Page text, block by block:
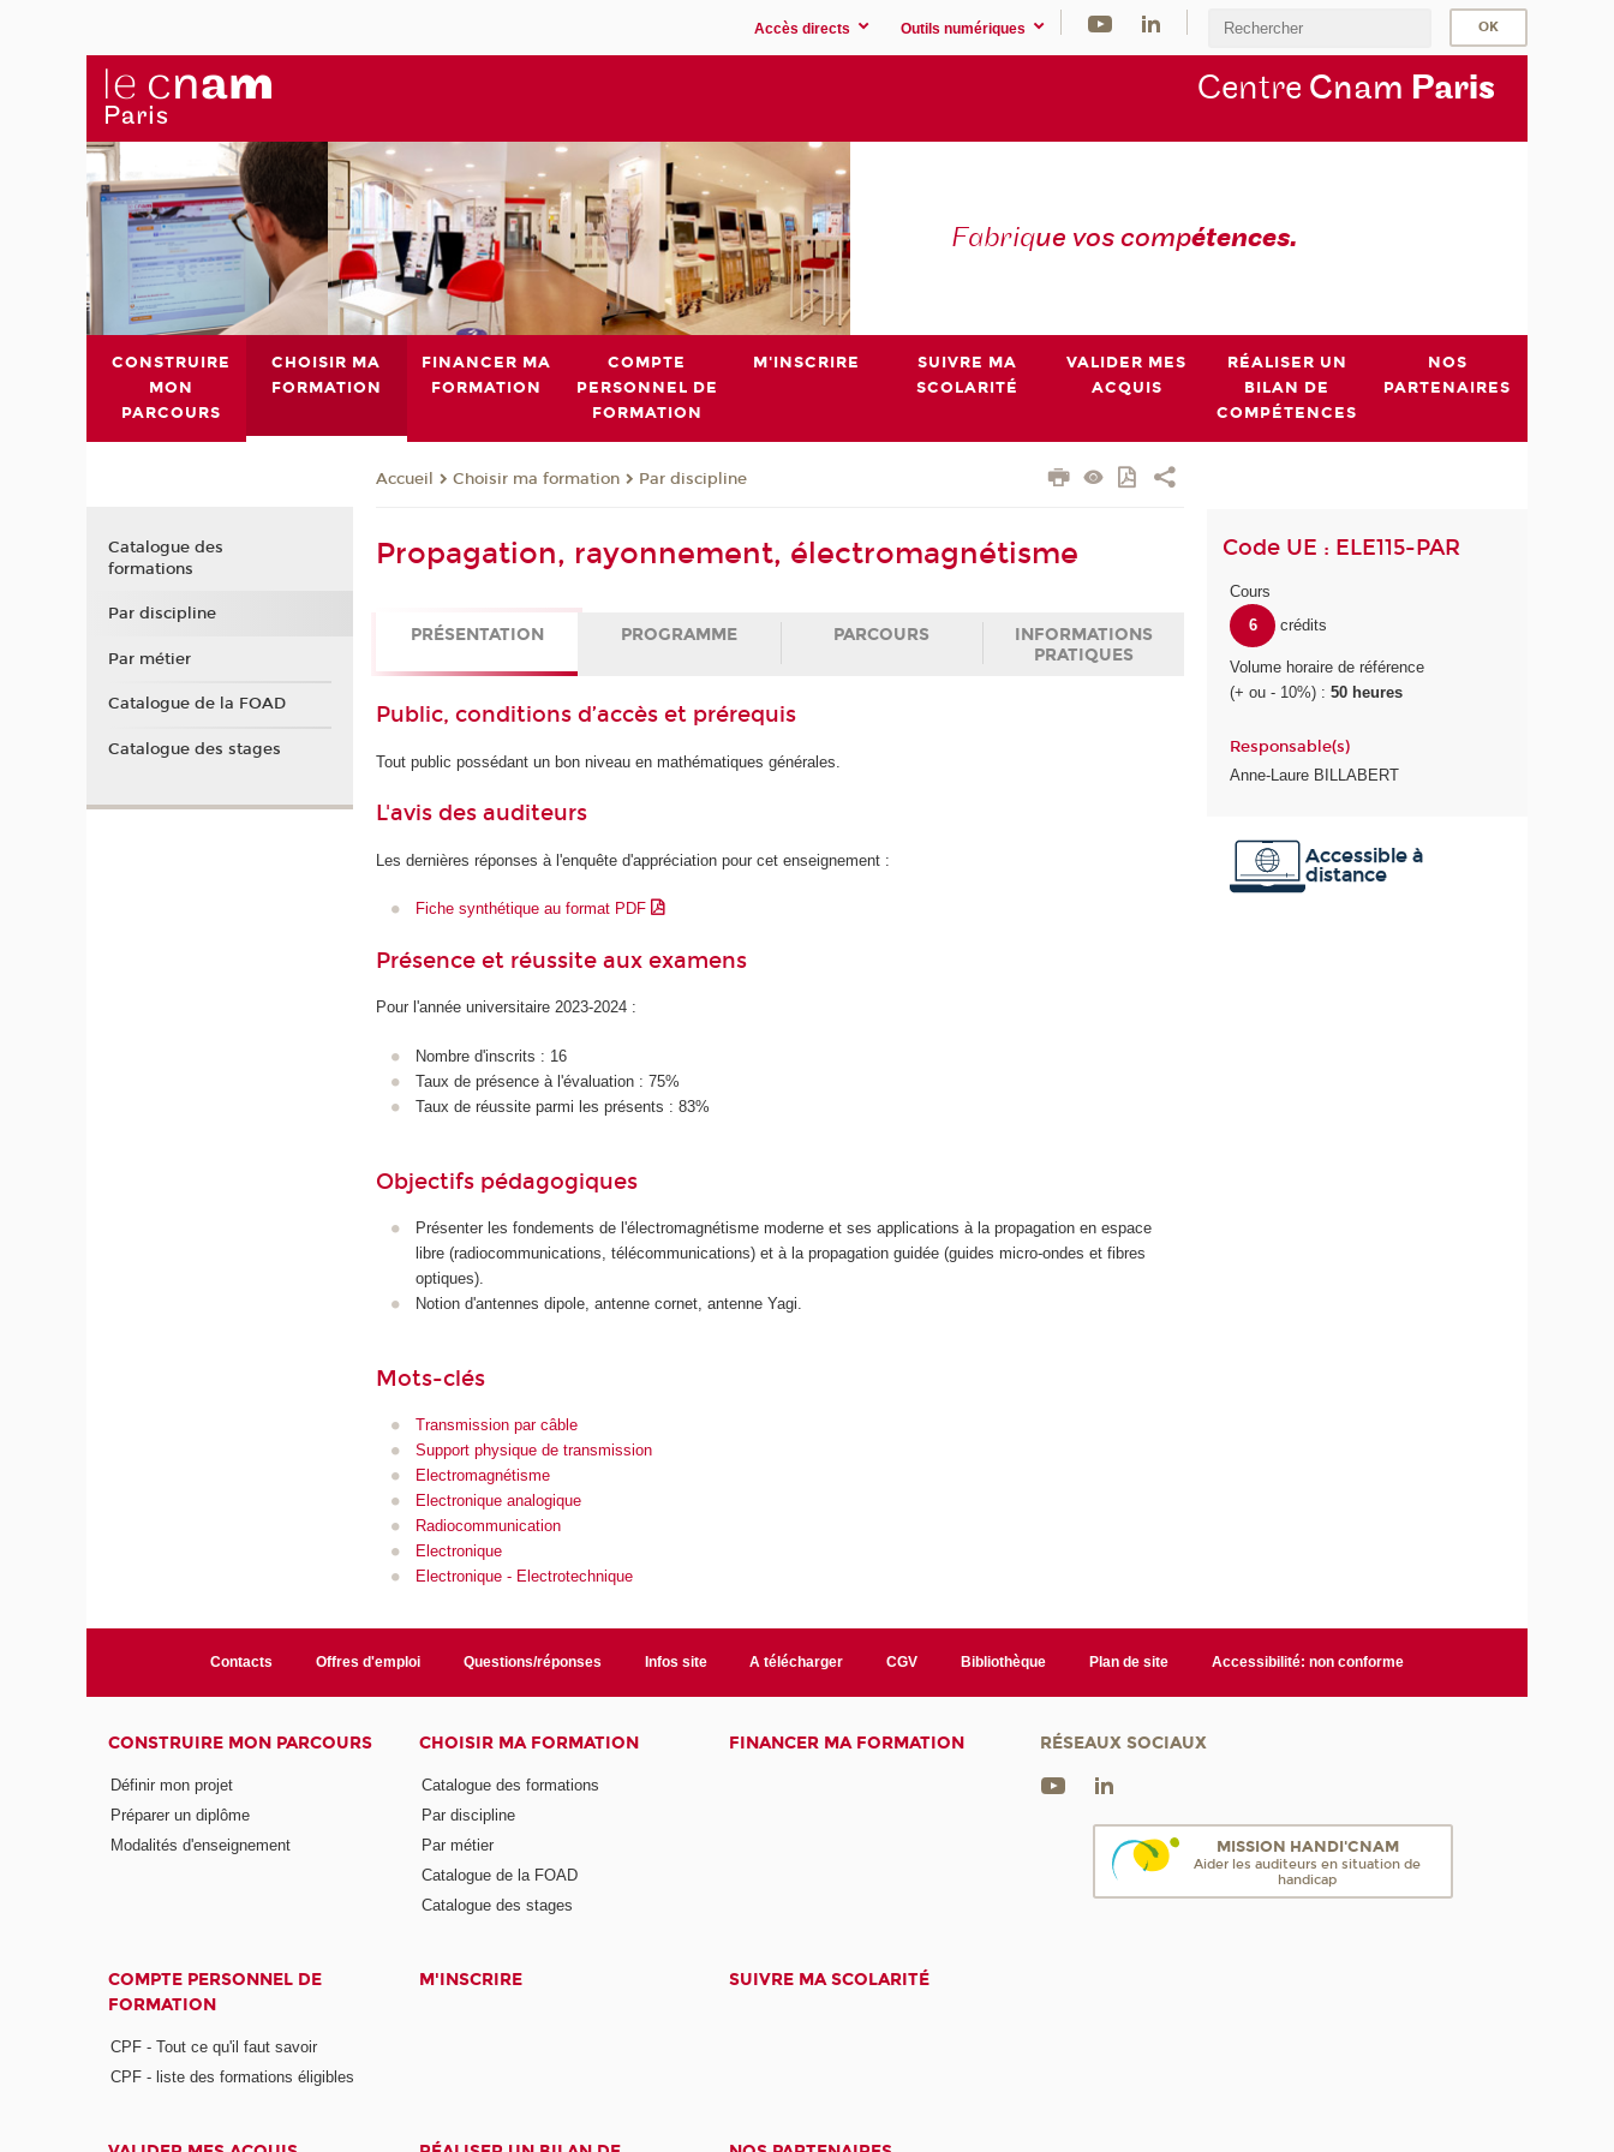
Accès directs Outils numériques
Centre Cnam Paris
Fabrique vos compétences.
CONSTRUIRE
MON
PARCOURS
CHOISIR MA
FORMATION
FINANCER MA
FORMATION
COMPTE
PERSONNEL DE
FORMATION
M'INSCRIRE
SUIVRE MA
SCOLARITÉ
VALIDER MES
ACQUIS
RÉALISER UN
BILAN DE
COMPÉTENCES
NOS
PARTENAIRES
Accueil Choisir ma formation Par discipline
Propagation, rayonnement, électromagnétisme
PRÉSENTATION PROGRAMME PARCOURS
INFORMATIONS
PRATIQUES
Public, conditions d’accès et prérequis
Tout public possédant un bon niveau en mathématiques générales.
L'avis des auditeurs
Les dernières réponses à l'enquête d'appréciation pour cet enseignement :
Fiche synthétique au format PDF
Présence et réussite aux examens
Pour l'année universitaire 2023-2024 :
Nombre d'inscrits : 16
Taux de présence à l'évaluation : 75%
Taux de réussite parmi les présents : 83%
Objectifs pédagogiques
Présenter les fondements de l'électromagnétisme moderne et ses applications à la propagation en espace
libre (radiocommunications, télécommunications) et à la propagation guidée (guides micro-ondes et fibres
optiques).
Notion d'antennes dipole, antenne cornet, antenne Yagi.
Mots-clés
Transmission par câble
Support physique de transmission
Electromagnétisme
Electronique analogique
Radiocommunication
Electronique
Electronique - Electrotechnique
Code UE : ELE115-PAR
Cours
6
crédits
Volume horaire de référence
(+ ou - 10%) :50 heures
Responsable(s)
Anne-Laure BILLABERT
Accessible à
distance
Catalogue des
formations
Par discipline
Par métier
Catalogue de la FOAD
Catalogue des stages
Contacts Offres d'emploi Questions/réponses Infos site A télécharger CGV Bibliothèque Plan de site Accessibilité: non conforme
CONSTRUIRE MON PARCOURS
Définir mon projet
Préparer un diplôme
Modalités d'enseignement
CHOISIR MA FORMATION
Catalogue des formations
Par discipline
Par métier
Catalogue de la FOAD
Catalogue des stages
FINANCER MA FORMATION
COMPTE PERSONNEL DE
FORMATION
CPF - Tout ce qu'il faut savoir
CPF - liste des formations éligibles
M'INSCRIRE SUIVRE MA SCOLARITÉ
RÉSEAUX SOCIAUX
MISSION HANDI'CNAM
Aider les auditeurs en situation de
handicap